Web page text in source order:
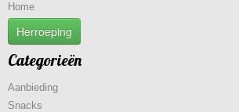
Home
Herroeping
Categorieën
Aanbieding
Snacks